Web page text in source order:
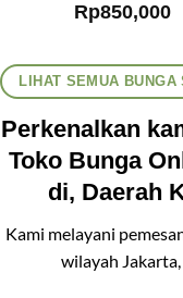
Rp850,000
LIHAT SEMUA BUNGA
Perkenalkan
Toko Bunga
di, Daerah
Kami melayani
wilayah Jakarta,